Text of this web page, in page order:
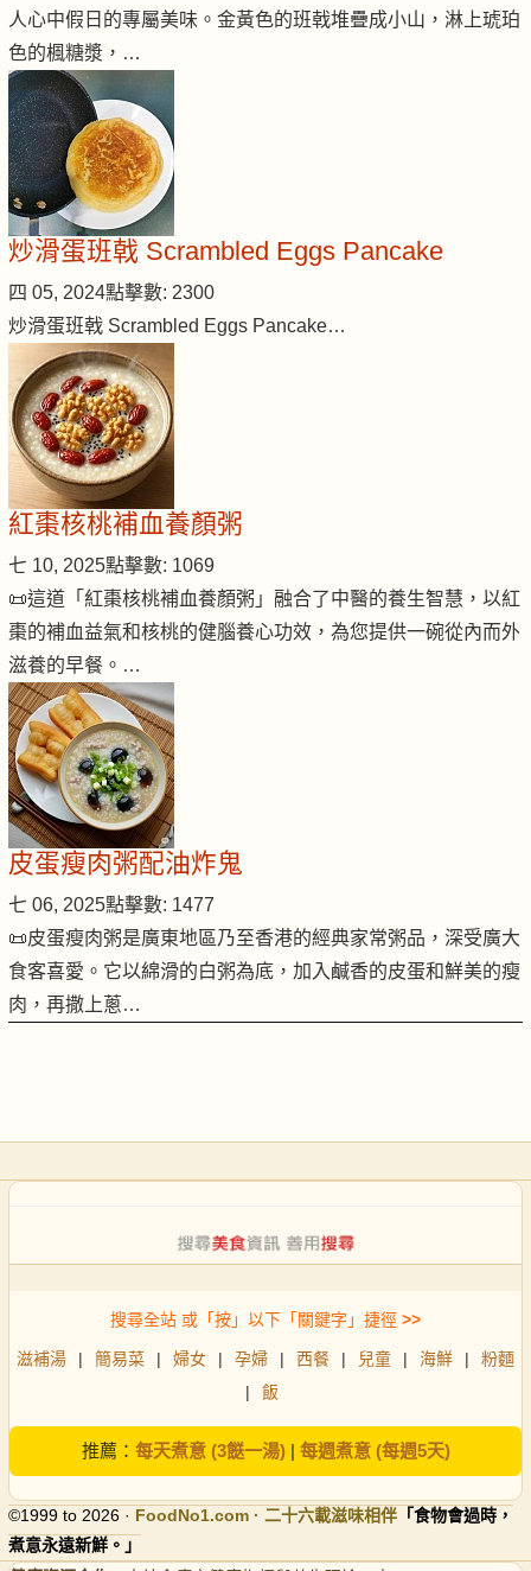
人心中假日的專屬美味。金黃色的班戟堆疊成小山，淋上琥珀
色的楓糖漿，…
炒滑蛋班戟 Scrambled Eggs Pancake
四 05, 2024點擊數: 2300
炒滑蛋班戟 Scrambled Eggs Pancake…
紅棗核桃補血養顏粥
七 10, 2025點擊數: 1069
📜這道「紅棗核桃補血養顏粥」融合了中醫的養生智慧，以紅
棗的補血益氣和核桃的健腦養心功效，為您提供一碗從內而外
滋養的早餐。…
皮蛋瘦肉粥配油炸鬼
七 06, 2025點擊數: 1477
📜皮蛋瘦肉粥是廣東地區乃至香港的經典家常粥品，深受廣大
食客喜愛。它以綿滑的白粥為底，加入鹹香的皮蛋和鮮美的瘦
肉，再撒上蔥…
搜尋全站 或「按」以下「關鍵字」捷徑 >>
滋補湯 | 簡易菜 | 婦女 | 孕婦 | 西餐 | 兒童 | 海鮮 |
粉麵
|
飯
推薦： 每天煮意 (3餸一湯)| 每週煮意 (每週5天)
©1999 to 2026 · FoodNo1.com · 二十六載滋味相伴 「食物會過時，
煮意永遠新鮮。」